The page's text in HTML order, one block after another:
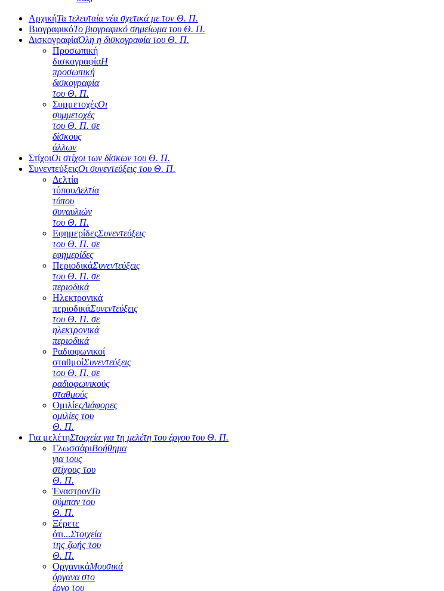
ΑρχικήΤα τελευταία νέα σχετικά με τον Θ. Π.
ΒιογραφικόΤο βιογραφικό σημείωμα του Θ. Π.
ΔισκογραφίαΌλη η δισκογραφία του Θ. Π.
Προσωπική
δισκογραφίαΗ
προσωπική
δισκογραφία
του Θ. Π.
ΣυμμετοχέςΟι
συμμετοχές
του Θ. Π. σε
δίσκους
άλλων
ΣτίχοιΟι στίχοι των δίσκων του Θ. Π.
ΣυνεντεύξειςΟι συνεντεύξεις του Θ. Π.
Δελτία
τύπουΔελτία
τύπου
συναυλιών
του Θ. Π.
ΕφημερίδεςΣυνεντεύξεις
του Θ. Π. σε
εφημερίδες
ΠεριοδικάΣυνεντεύξεις
του Θ. Π. σε
περιοδικά
Ηλεκτρονικά
περιοδικάΣυνεντεύξεις
του Θ. Π. σε
ηλεκτρονικά
περιοδικά
Ραδιοφωνικοί
σταθμοίΣυνεντεύξεις
του Θ. Π. σε
ραδιοφωνικούς
σταθμούς
ΟμιλίεςΔιάφορες
ομιλίες του
Θ. Π.
Για μελέτηΣτοιχεία για τη μελέτη του έργου του Θ. Π.
ΓλωσσάριΒοήθημα
για τους
στίχους του
Θ. Π.
ΈναστρονΤο
σύμπαν του
Θ. Π.
Ξέρετε
ότι...Στοιχεία
της ζωής του
Θ. Π.
ΟργανικάΜουσικά
όργανα στο
έργο του